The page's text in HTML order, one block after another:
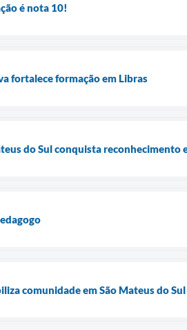
é nota 10!
fortalece formação em Libras
do Sul conquista reconhecimento
comunidade em São Mateus do Sul